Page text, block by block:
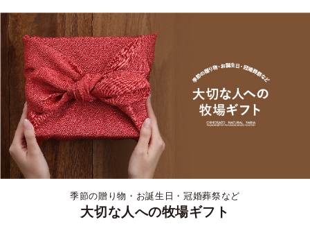
季節の贈り物・お誕生日・冠婚葬祭など
大切な人への牧場ギフト